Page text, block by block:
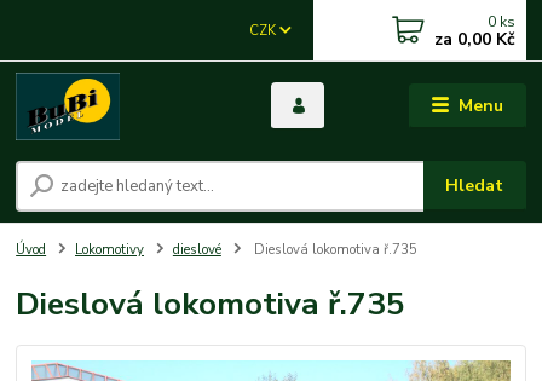
Menu
CZK
Hledat
0 ks
za 0,00 Kč
Úvod Lokomotivy dieslové Dieslová lokomotiva ř.735
Dieslová lokomotiva ř.735